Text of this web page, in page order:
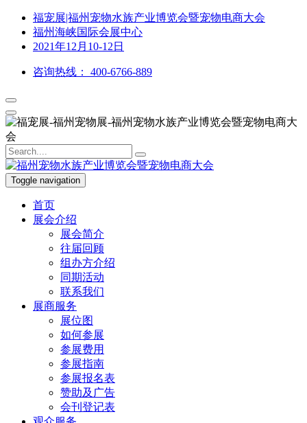
福宠展|福州宠物水族产业博览会暨宠物电商大会
福州海峡国际会展中心
2021年12月10-12日
咨询热线： 400-6766-889
Toggle navigation
首页
展会介绍
展会简介
往届回顾
组办方介绍
同期活动
联系我们
展商服务
展位图
如何参展
参展费用
参展指南
参展报名表
赞助及广告
会刊登记表